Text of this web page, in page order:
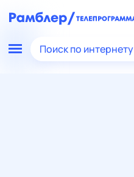
Поиск по интернету